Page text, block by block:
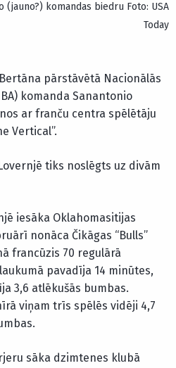
(jauno?) komandas biedru Foto: USA
Today
pārstāvētā Nacionālās
komanda Sanantonio
ar franču centra spēlētāju
Vertical”.
tiks noslēgts uz divām
iesāka Oklahomasitijas
nonāca Čikāgas “Bulls”
francūzis 70 regulārā
pavadīja 14 minūtes,
3,6 atlēkušās bumbas.
viņam trīs spēlēs vidēji 4,7
sāka dzimtenes klubā